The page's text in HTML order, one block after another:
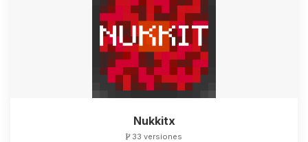
Nukkitx
33 versiones